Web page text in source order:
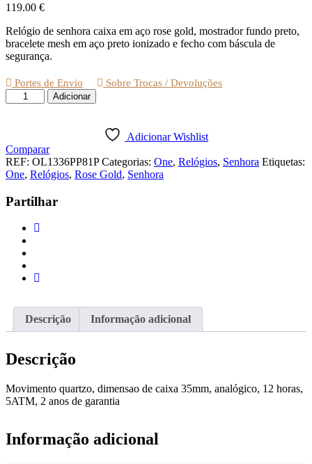
119.00 €
Relógio de senhora caixa em aço rose gold, mostrador fundo preto,
bracelete mesh em aço preto ionizado e fecho com báscula de
segurança.
Portes de Envio Sobre Trocas / Devoluções
Quantidade
de
JOY
Adicionar
Adicionar Wishlist
Comparar
REF: OL1336PP81P Categorias: One, Relógios, Senhora Etiquetas:
One, Relógios, Rose Gold, Senhora
Partilhar
Descrição Informação adicional
Descrição
Movimento quartzo, dimensao de caixa 35mm, analógico, 12 horas,
5ATM, 2 anos de garantia
Informação adicional